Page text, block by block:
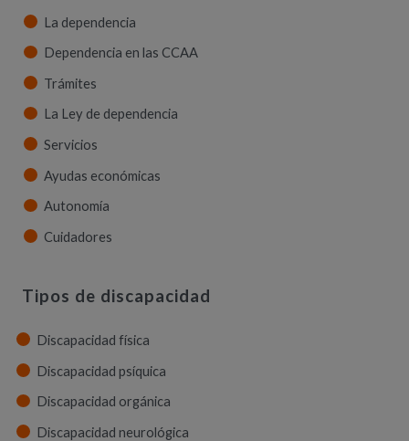
La dependencia
Dependencia en las CCAA
Trámites
La Ley de dependencia
Servicios
Ayudas económicas
Autonomía
Cuidadores
Tipos de discapacidad
Discapacidad física
Discapacidad psíquica
Discapacidad orgánica
Discapacidad neurológica